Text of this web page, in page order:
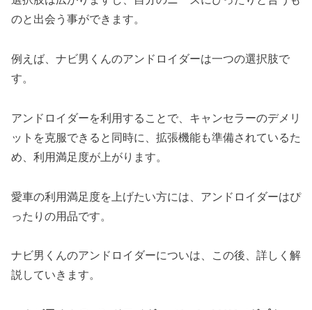
のと出会う事ができます。
例えば、ナビ男くんのアンドロイダーは一つの選択肢で
す。
アンドロイダーを利用することで、キャンセラーのデメリ
ットを克服できると同時に、拡張機能も準備されているた
め、利用満足度が上がります。
愛車の利用満足度を上げたい方には、アンドロイダーはぴ
ったりの用品です。
ナビ男くんのアンドロイダーについは、この後、詳しく解
説していきます。